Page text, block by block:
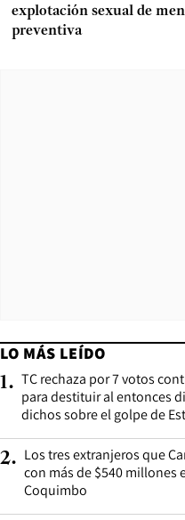
explotación sexual de
preventiva
LO MÁS LEÍDO
1. TC rechaza por 7 votos
para destituir al entonces
dichos sobre el golpe de
2. Los tres extranjeros que
con más de $540 millones
Coquimbo